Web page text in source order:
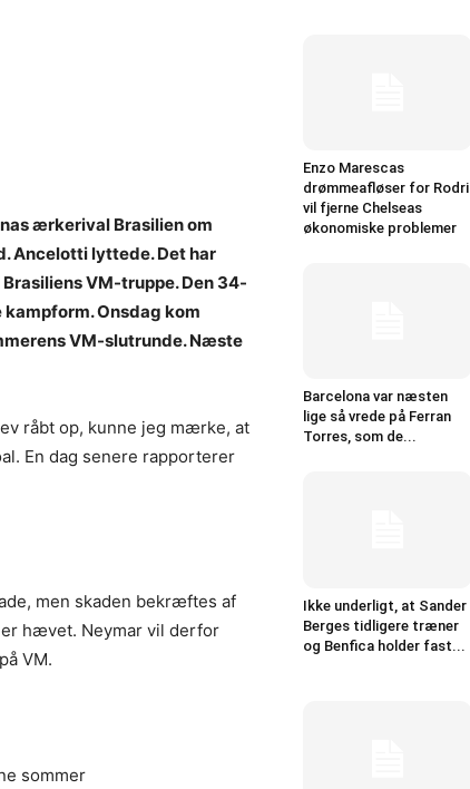
ærkerival Brasilien om
Ancelotti lyttede. Det har
VM-truppe. Den 34-
Onsdag kom
VM-slutrunde. Næste
råbt op, kunne jeg mærke, at
En dag senere rapporterer
men skaden bekræftes af
hævet. Neymar vil derfor
VM.
sommer
Enzo Marescas
drømmeafløser for Rodri
vil fjerne Chelseas
økonomiske problemer
Barcelona var næsten
lige så vrede på Ferran
Torres, som de...
Ikke underligt, at Sander
Berges tidligere træner
og Benfica holder fast...